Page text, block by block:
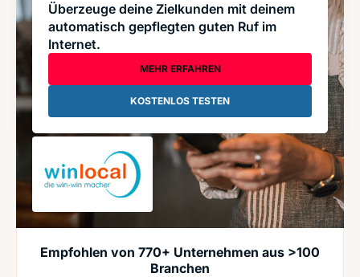
Überzeuge deine Zielkunden mit deinem
automatisch gepflegten guten Ruf im
Internet.
MEHR ERFAHREN
KOSTENLOS TESTEN
Empfohlen von 770+ Unternehmen aus >100
Branchen